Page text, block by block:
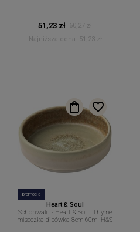
51,23 zł 60,27 zł
Najniższa cena:
51,23 zł
promocja
Heart & Soul
Schonwald - Heart & Soul Thyme
miseczka dipówka 8cm 60ml H&S